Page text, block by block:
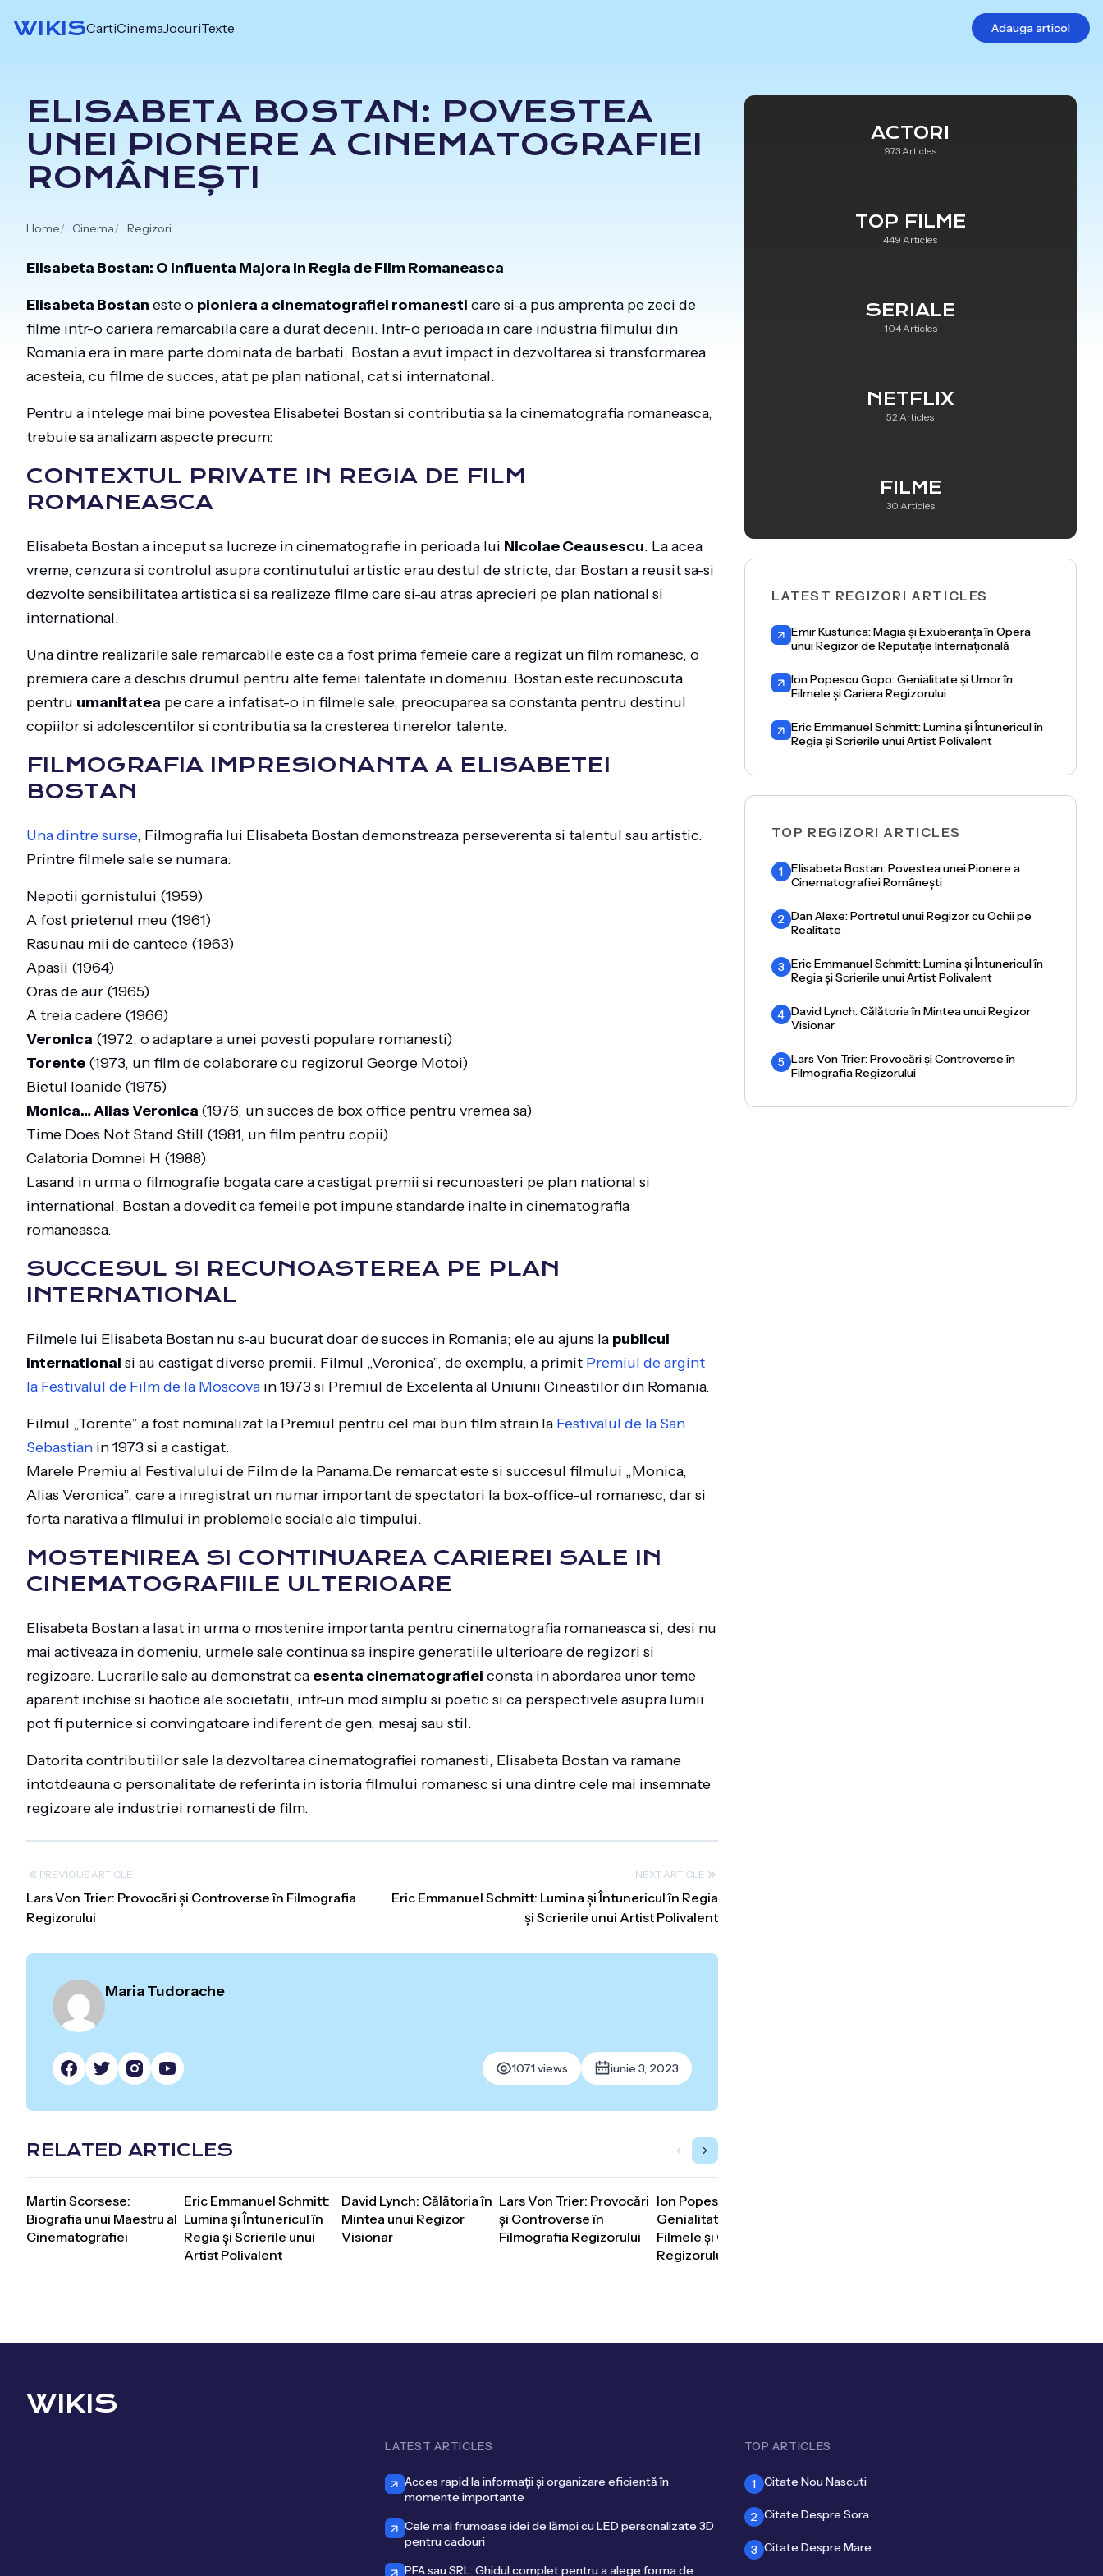
WIKISCartiCinemaJocuriTexte Adauga articol
ELISABETA BOSTAN: POVESTEA
UNEI PIONERE A CINEMATOGRAFIEI
ROMÂNEȘTI
Home Cinema Regizori
Elisabeta Bostan: O Influenta Majora in Regia de Film Romaneasca
Elisabeta Bostan este o pioniera a cinematografiei romanesti care si-a pus amprenta pe zeci de
filme intr-o cariera remarcabila care a durat decenii. Intr-o perioada in care industria filmului din
Romania era in mare parte dominata de barbati, Bostan a avut impact in dezvoltarea si transformarea
acesteia, cu filme de succes, atat pe plan national, cat si internatonal.
Pentru a intelege mai bine povestea Elisabetei Bostan si contributia sa la cinematografia romaneasca,
trebuie sa analizam aspecte precum:
CONTEXTUL PRIVATE IN REGIA DE FILM
ROMANEASCA
Elisabeta Bostan a inceput sa lucreze in cinematografie in perioada lui Nicolae Ceausescu. La acea
vreme, cenzura si controlul asupra continutului artistic erau destul de stricte, dar Bostan a reusit sa-si
dezvolte sensibilitatea artistica si sa realizeze filme care si-au atras aprecieri pe plan national si
international.
Una dintre realizarile sale remarcabile este ca a fost prima femeie care a regizat un film romanesc, o
premiera care a deschis drumul pentru alte femei talentate in domeniu. Bostan este recunoscuta
pentru umanitatea pe care a infatisat-o in filmele sale, preocuparea sa constanta pentru destinul
copiilor si adolescentilor si contributia sa la cresterea tinerelor talente.
FILMOGRAFIA IMPRESIONANTA A ELISABETEI
BOSTAN
Una dintre surse, Filmografia lui Elisabeta Bostan demonstreaza perseverenta si talentul sau artistic.
Printre filmele sale se numara:
Nepotii gornistului (1959)
A fost prietenul meu (1961)
Rasunau mii de cantece (1963)
Apasii (1964)
Oras de aur (1965)
A treia cadere (1966)
Veronica (1972, o adaptare a unei povesti populare romanesti)
Torente (1973, un film de colaborare cu regizorul George Motoi)
Bietul Ioanide (1975)
Monica… Alias Veronica (1976, un succes de box office pentru vremea sa)
Time Does Not Stand Still (1981, un film pentru copii)
Calatoria Domnei H (1988)
Lasand in urma o filmografie bogata care a castigat premii si recunoasteri pe plan national si
international, Bostan a dovedit ca femeile pot impune standarde inalte in cinematografia
romaneasca.
SUCCESUL SI RECUNOASTEREA PE PLAN
INTERNATIONAL
Filmele lui Elisabeta Bostan nu s-au bucurat doar de succes in Romania; ele au ajuns la publicul
international si au castigat diverse premii. Filmul „Veronica”, de exemplu, a primit Premiul de argint
la Festivalul de Film de la Moscova in 1973 si Premiul de Excelenta al Uniunii Cineastilor din Romania.
Filmul „Torente” a fost nominalizat la Premiul pentru cel mai bun film strain la Festivalul de la San
Sebastian in 1973 si a castigat.
Marele Premiu al Festivalului de Film de la Panama.De remarcat este si succesul filmului „Monica,
Alias Veronica”, care a inregistrat un numar important de spectatori la box-office-ul romanesc, dar si
forta narativa a filmului in problemele sociale ale timpului.
MOSTENIREA SI CONTINUAREA CARIEREI SALE IN
CINEMATOGRAFIILE ULTERIOARE
Elisabeta Bostan a lasat in urma o mostenire importanta pentru cinematografia romaneasca si, desi nu
mai activeaza in domeniu, urmele sale continua sa inspire generatiile ulterioare de regizori si
regizoare. Lucrarile sale au demonstrat ca esenta cinematografiei consta in abordarea unor teme
aparent inchise si haotice ale societatii, intr-un mod simplu si poetic si ca perspectivele asupra lumii
pot fi puternice si convingatoare indiferent de gen, mesaj sau stil.
Datorita contributiilor sale la dezvoltarea cinematografiei romanesti, Elisabeta Bostan va ramane
intotdeauna o personalitate de referinta in istoria filmului romanesc si una dintre cele mai insemnate
regizoare ale industriei romanesti de film.
PREVIOUS ARTICLE
Lars Von Trier: Provocări și Controverse în Filmografia
Regizorului
NEXT ARTICLE
Eric Emmanuel Schmitt: Lumina și Întunericul în Regia
și Scrierile unui Artist Polivalent
Maria Tudorache
1071 views iunie 3, 2023
RELATED ARTICLES
Martin Scorsese:
Biografia unui Maestru al
Cinematografiei
Eric Emmanuel Schmitt:
Lumina și Întunericul în
Regia și Scrierile unui
Artist Polivalent
David Lynch: Călătoria în
Mintea unui Regizor
Visionar
Lars Von Trier: Provocări
și Controverse în
Filmografia Regizorului
Ion Popescu Gopo:
Genialitate și Umor în
Filmele și Cariera
Regizorului
ACTORI
973 Articles
TOP FILME
449 Articles
SERIALE
104 Articles
NETFLIX
52 Articles
FILME
30 Articles
LATEST REGIZORI ARTICLES
Emir Kusturica: Magia și Exuberanța în Opera
unui Regizor de Reputație Internațională
Ion Popescu Gopo: Genialitate și Umor în
Filmele și Cariera Regizorului
Eric Emmanuel Schmitt: Lumina și Întunericul în
Regia și Scrierile unui Artist Polivalent
TOP REGIZORI ARTICLES
1 Elisabeta Bostan: Povestea unei Pionere a
Cinematografiei Românești
2 Dan Alexe: Portretul unui Regizor cu Ochii pe
Realitate
3 Eric Emmanuel Schmitt: Lumina și Întunericul în
Regia și Scrierile unui Artist Polivalent
4 David Lynch: Călătoria în Mintea unui Regizor
Visionar
5 Lars Von Trier: Provocări și Controverse în
Filmografia Regizorului
WIKIS
LATEST ARTICLES
Acces rapid la informații și organizare eficientă în
momente importante
Cele mai frumoase idei de lămpi cu LED personalizate 3D
pentru cadouri
PFA sau SRL: Ghidul complet pentru a alege forma de
TOP ARTICLES
1 Citate Nou Nascuti
2 Citate Despre Sora
3 Citate Despre Mare